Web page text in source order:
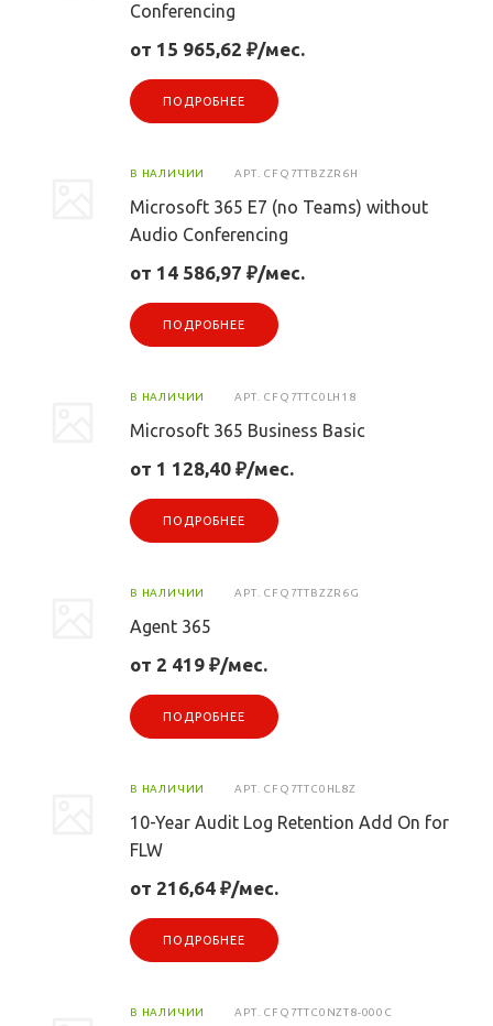
Conferencing
от 15 965,62 ₽/мес.
ПОДРОБНЕЕ
В НАЛИЧИИ АРТ. CFQ7TTBZZR6H
Microsoft 365 E7 (no Teams) without
Audio Conferencing
от 14 586,97 ₽/мес.
ПОДРОБНЕЕ
В НАЛИЧИИ АРТ. CFQ7TTC0LH18
Microsoft 365 Business Basic
от 1 128,40 ₽/мес.
ПОДРОБНЕЕ
В НАЛИЧИИ АРТ. CFQ7TTBZZR6G
Agent 365
от 2 419 ₽/мес.
ПОДРОБНЕЕ
В НАЛИЧИИ АРТ. CFQ7TTC0HL8Z
10-Year Audit Log Retention Add On for
FLW
от 216,64 ₽/мес.
ПОДРОБНЕЕ
В НАЛИЧИИ АРТ. CFQ7TTC0NZT8-000C